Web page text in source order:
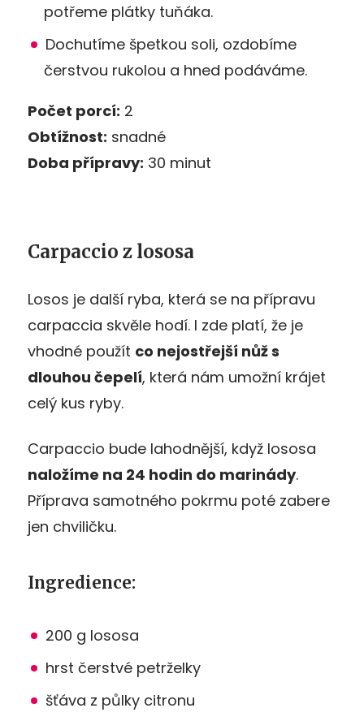
potřeme plátky tuňáka.
Dochutíme špetkou soli, ozdobíme
čerstvou rukolou a hned podáváme.
Počet porcí: 2
Obtížnost: snadné
Doba přípravy: 30 minut
Carpaccio z lososa
Losos je další ryba, která se na přípravu
carpaccia skvěle hodí. I zde platí, že je
vhodné použít co nejostřejší nůž s
dlouhou čepelí, která nám umožní krájet
celý kus ryby.
Carpaccio bude lahodnější, když lososa
naložíme na 24 hodin do marinády.
Příprava samotného pokrmu poté zabere
jen chviličku.
Ingredience:
200 g lososa
hrst čerstvé petrželky
šťáva z půlky citronu